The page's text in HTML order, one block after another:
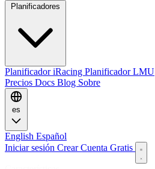
Planificador iRacing Planificador LMU
Precios Docs Blog Sobre
es
English Español
Iniciar sesión Crear Cuenta Gratis